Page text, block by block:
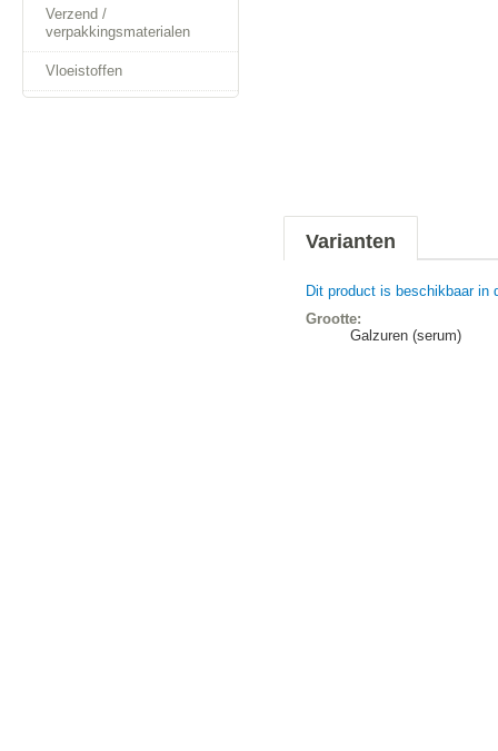
Verzend /
verpakkingsmaterialen
Vloeistoffen
Varianten
Dit product is beschikbaar in
Grootte:
Galzuren (serum)